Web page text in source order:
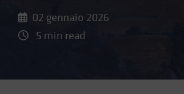
Japan - 日本
Latin America
Netherlands
02 gennaio 2026
5 min read